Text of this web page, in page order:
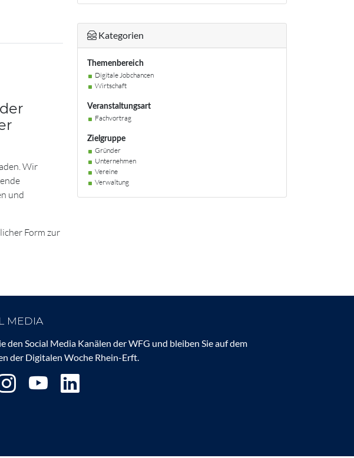
Wir
und
Form zur
Kategorien
Themenbereich
Digitale Jobchancen
Wirtschaft
Veranstaltungsart
Fachvortrag
Zielgruppe
Gründer
Unternehmen
Vereine
Verwaltung
MEDIA
den Social Media Kanälen der WFG und bleiben Sie auf dem
der Digitalen Woche Rhein-Erft.